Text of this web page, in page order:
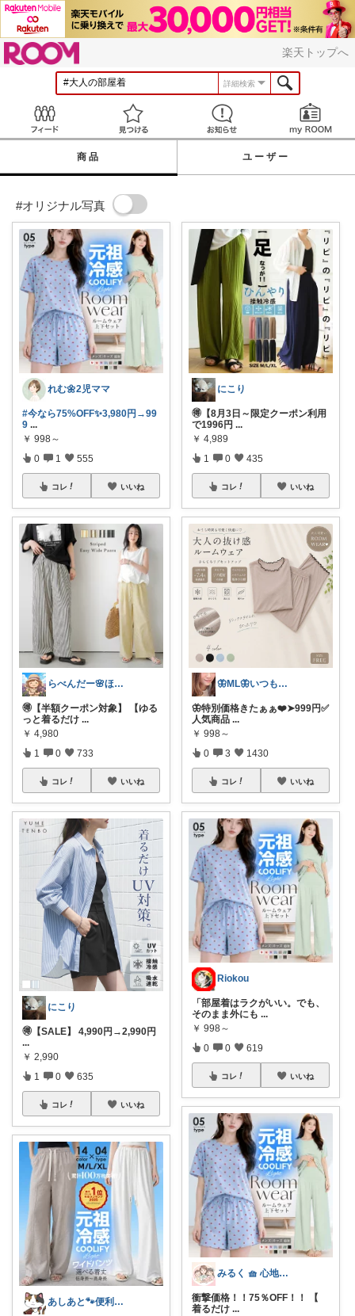
楽天トップへ
詳細検索
見つける お知らせ
商品 ユーザー
#オリジナル写真
れむ🌼2児ママ
#今なら75%OFF✨3,980円→99
9 ...
￥ 998～
0 1 555
コレ いいね
らべんだー🌸ほっと癒されるものを
🉐【半額クーポン対象】 【ゆる
っと着るだけ ...
￥ 4,980
1 0 733
コレ いいね
にこり
🉐【SALE】 4,990円→2,990円
...
￥ 2,990
1 0 635
コレ いいね
あしあと🐾便利グッズ🌸いつも感謝
にこり
🉐【8月3日～限定クーポン利用
で1996円 ...
￥ 4,989
1 0 435
コレ いいね
🦋ML🦋いつもありがとう💓
🦋特別価格きたぁぁ❤️➤999円✅
人気商品 ...
￥ 998～
0 3 1430
コレ いいね
Riokou
「部屋着はラクがいい。でも、
そのまま外にも ...
￥ 998～
0 0 619
コレ いいね
みるく 🧺 心地よい、上質な暮らしを
衝撃価格！！75％OFF！！ 【
着るだけ ...